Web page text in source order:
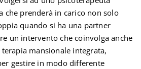
che prenderà in carico non solo
quando si ha una partner
un intervento che coinvolga anche
mansionale integrata,
gestire in modo differente